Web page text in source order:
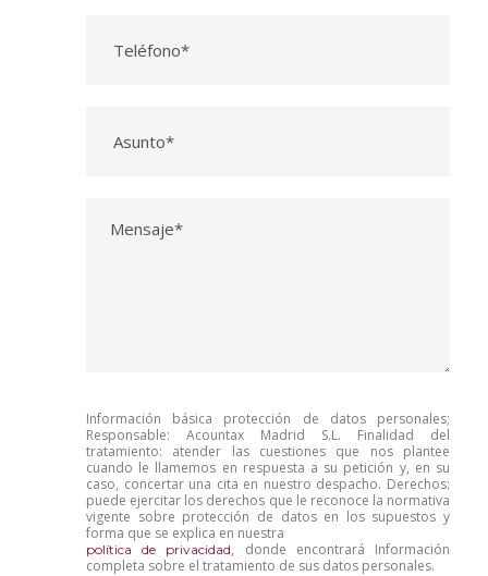
Información básica protección de datos personales;
Responsable: Acountax Madrid S.L. Finalidad del
tratamiento: atender las cuestiones que nos plantee
cuando le llamemos en respuesta a su petición y, en su
caso, concertar una cita en nuestro despacho. Derechos:
puede ejercitar los derechos que le reconoce la normativa
vigente sobre protección de datos en los supuestos y
forma que se explica en nuestra
política de privacidad, donde encontrará Información
completa sobre el tratamiento de sus datos personales.